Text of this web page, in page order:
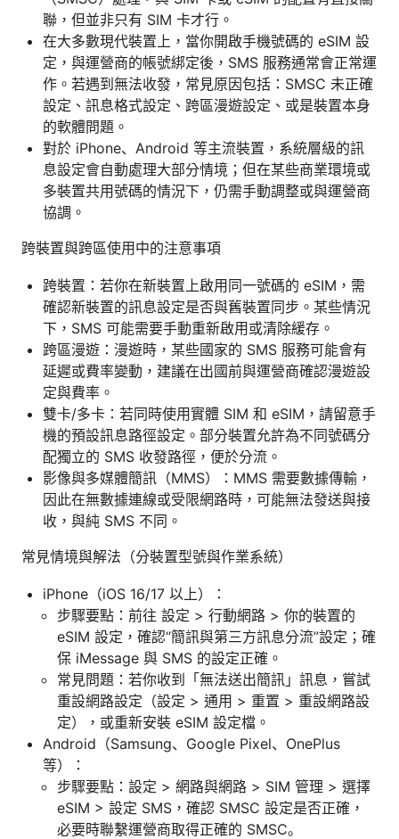
聯，但並非只有 SIM 卡才行。
在大多數現代裝置上，當你開啟手機號碼的 eSIM 設
定，與運營商的帳號綁定後，SMS 服務通常會正常運
作。若遇到無法收發，常見原因包括：SMSC 未正確
設定、訊息格式設定、跨區漫遊設定、或是裝置本身
的軟體問題。
對於 iPhone、Android 等主流裝置，系統層級的訊
息設定會自動處理大部分情境；但在某些商業環境或
多裝置共用號碼的情況下，仍需手動調整或與運營商
協調。
跨裝置與跨區使用中的注意事項
跨裝置：若你在新裝置上啟用同一號碼的 eSIM，需
確認新裝置的訊息設定是否與舊裝置同步。某些情況
下，SMS 可能需要手動重新啟用或清除緩存。
跨區漫遊：漫遊時，某些國家的 SMS 服務可能會有
延遲或費率變動，建議在出國前與運營商確認漫遊設
定與費率。
雙卡/多卡：若同時使用實體 SIM 和 eSIM，請留意手
機的預設訊息路徑設定。部分裝置允許為不同號碼分
配獨立的 SMS 收發路徑，便於分流。
影像與多媒體簡訊（MMS）：MMS 需要數據傳輸，
因此在無數據連線或受限網路時，可能無法發送與接
收，與純 SMS 不同。
常見情境與解法（分裝置型號與作業系統）
iPhone（iOS 16/17 以上）：
步驟要點：前往 設定 > 行動網路 > 你的裝置的
eSIM 設定，確認“簡訊與第三方訊息分流”設定；確
保 iMessage 與 SMS 的設定正確。
常見問題：若你收到「無法送出簡訊」訊息，嘗試
重設網路設定（設定 > 通用 > 重置 > 重設網路設
定），或重新安裝 eSIM 設定檔。
Android（Samsung、Google Pixel、OnePlus
等）：
步驟要點：設定 > 網路與網路 > SIM 管理 > 選擇
eSIM > 設定 SMS，確認 SMSC 設定是否正確，
必要時聯繫運營商取得正確的 SMSC。